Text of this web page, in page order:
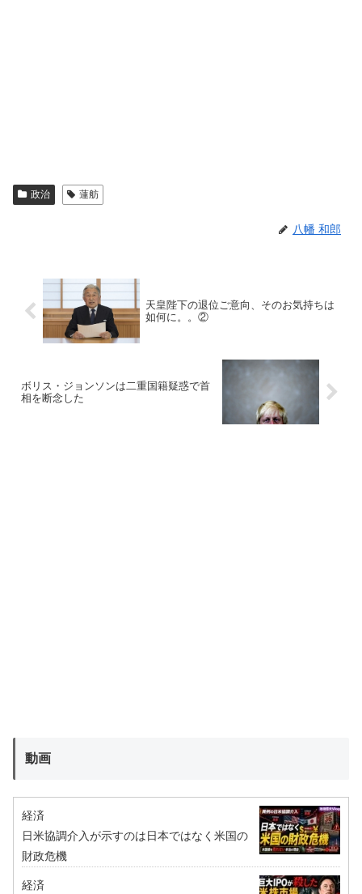
政治 蓮舫
八幡 和郎
天皇陛下の退位ご意向、そのお気持ちは
如何に。。②
ボリス・ジョンソンは二重国籍疑惑で首
相を断念した
動画
経済
日米協調介入が示すのは日本ではなく米国の
財政危機
経済